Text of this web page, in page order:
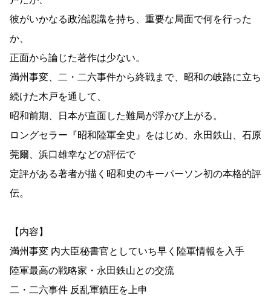
彼がいかなる政治認識を持ち、重要な局面で何を行った
か、
正面から論じた著作は少ない。
満州事変、二・二六事件から終戦まで、昭和の岐路に立ち
続けた木戸を通して、
昭和前期、日本が直面した難局が浮かび上がる。
ロングセラー『昭和陸軍全史』をはじめ、永田鉄山、石原
莞爾、浜口雄幸などの評伝で
定評がある著者が描く昭和史のキーパーソン初の本格的評
伝。
【内容】
満州事変 内大臣秘書官としていち早く陸軍情報を入手
陸軍最高の戦略家・永田鉄山との交流
二・二六事件 反乱軍鎮圧を上申